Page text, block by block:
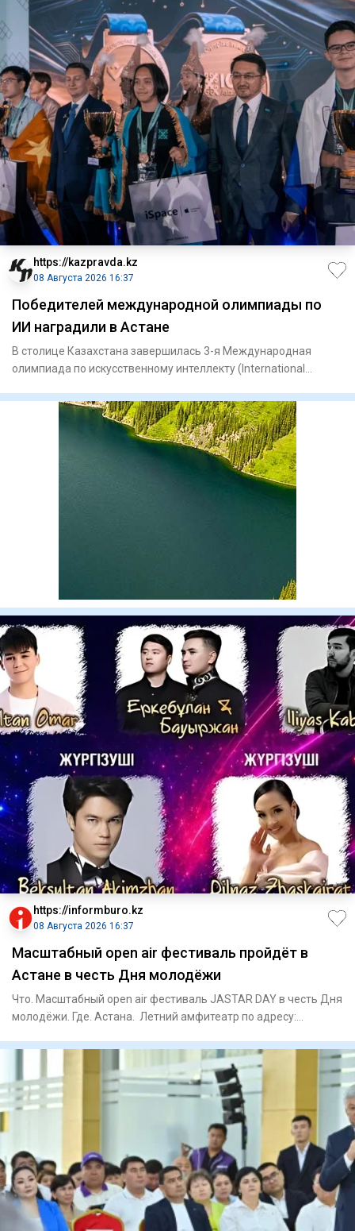
https://kazpravda.kz
08 Августа 2026 16:37
Победителей международной олимпиады по
ИИ наградили в Астане
В столице Казахстана завершилась 3-я Международная
олимпиада по искусственному интеллекту (International
https://informburo.kz
08 Августа 2026 16:37
Масштабный open air фестиваль пройдёт в
Астане в честь Дня молодёжи
Что. Масштабный open air фестиваль JASTAR DAY в честь Дня
молодёжи. Где. Астана. Летний амфитеатр по адресу: